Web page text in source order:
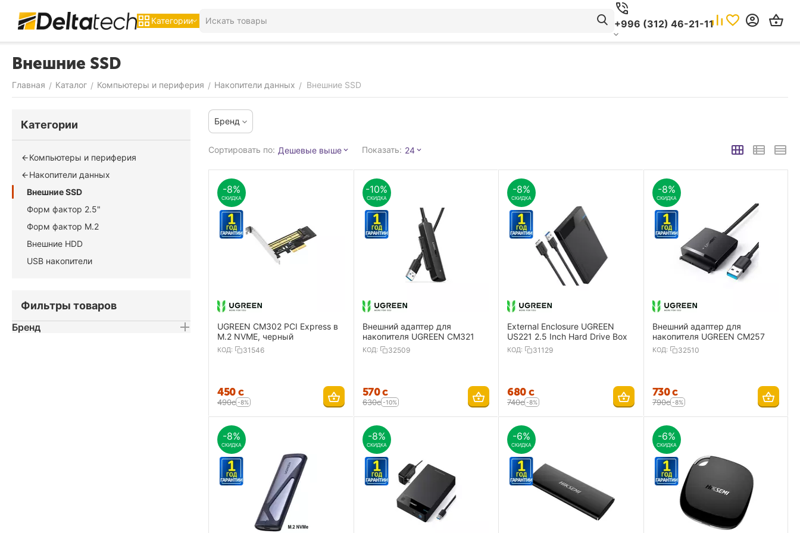
Категории +996 (312) 46-21-11
Внешние SSD
Главная / Каталог / Компьютеры и периферия / Накопители данных / Внешние SSD
Бренд
Сортировать по: Дешевые выше Показать: 24
-8%
СКИДКА
UGREEN CM302 PCI Express в
M.2 NVME, черный
КОД: 31546
‍450‍с
‍490‍с -8%
-10%
СКИДКА
Внешний адаптер для
накопителя UGREEN CM321
КОД: 32509
‍570‍с
‍630‍с -10%
-8%
СКИДКА
External Enclosure UGREEN
US221 2.5 Inch Hard Drive Box
КОД: 31129
‍680‍с
‍740‍с -8%
-8%
СКИДКА
Внешний адаптер для
накопителя UGREEN CM257
КОД: 32510
‍730‍с
‍790‍с -8%
-8%
СКИДКА
-8%
СКИДКА
-6%
СКИДКА
-6%
СКИДКА
Категории
Компьютеры и периферия
Накопители данных
Внешние SSD
Форм фактор 2.5"
Форм фактор M.2
Внешние HDD
USB накопители
Фильтры товаров
Бренд